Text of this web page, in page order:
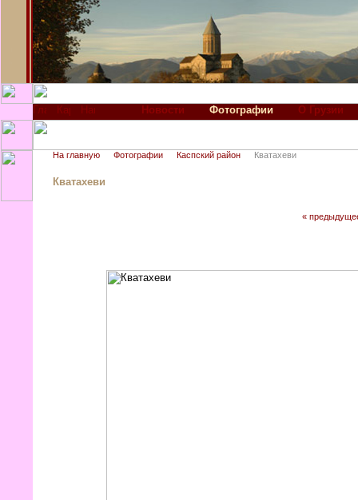
Новости Фотографии О Грузии
На главную Фотографии Каспский район Кватахеви
Кватахеви
«